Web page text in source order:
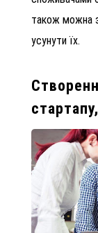
також можна
усунути їх.